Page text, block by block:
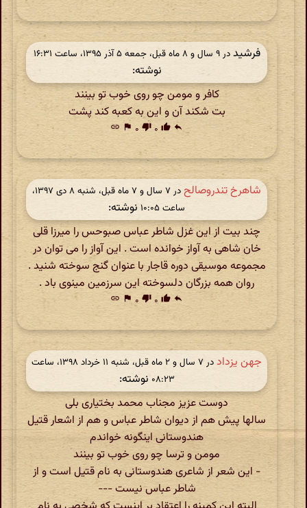
فرشیددر ‫۹ سال و ۸ ماه قبل، جمعه ۵ آذر ۱۳۹۵، ساعت ۱۶:۳۱
نوشته:
کافر و مومن چو روی خوب تو بینند
بت شکند آن و این به کعبه کند پشت
reply
thumb_up ۰ thumb_down ۰ flag
link
شاهرخ تندروصالح
در ‫۷ سال و ۷ ماه قبل، شنبه ۸ دی ۱۳۹۷،
ساعت ۱۰:۰۵
نوشته:
چند بیت از این غزل شاطر عباس صبوحس را میرزا قلی
خان شاهی به آواز خوانده است . این آواز را می توان در
مجموعه موسیقی دوره قاجار با عنوان گنج سوخته شنید .
روان همه بزرگان دلسوخته این سرزمین مینوی باد .
reply
thumb_up ۰ thumb_down ۰ flag
link
جهن یزداد
در ‫۷ سال و ۲ ماه قبل، شنبه ۱۱ خرداد ۱۳۹۸، ساعت
۰۸:۲۳ نوشته:
دوست عزیز مجناب محمد بختیاری بلی
سالها پیش هم از دیوان شاطر عباس و هم از اشعار قتیل
هندوستانی اینگونه خواندم
مومن و ترسا چو روی خوب تو بینند
- این شعر از شاعری هندوستانی به نام قتیل است و از
شاطر عباس نیست ---